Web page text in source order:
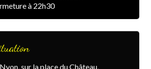
à 22h30
sur la place du Château,